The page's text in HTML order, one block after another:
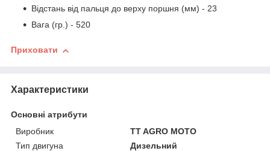
Відстань від пальця до верху поршня (мм) - 23
Вага (гр.) - 520
Приховати
Характеристики
Основні атрибути
Виробник
TT AGRO MOTO
Тип двигуна
Дизельний